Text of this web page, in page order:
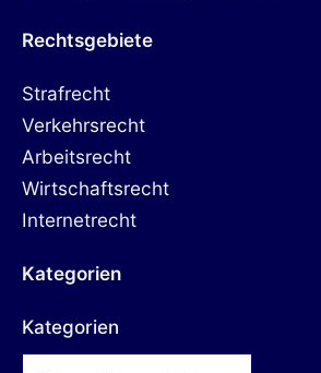
Rechtsgebiete
Strafrecht
Verkehrsrecht
Arbeitsrecht
Wirtschaftsrecht
Internetrecht
Kategorien
Kategorien